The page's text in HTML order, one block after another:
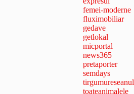
femei-moderne
fluximobiliar
gedave
getlokal
micportal
news365
pretaporter
semdays
tirgumureseanul
toateanimalele